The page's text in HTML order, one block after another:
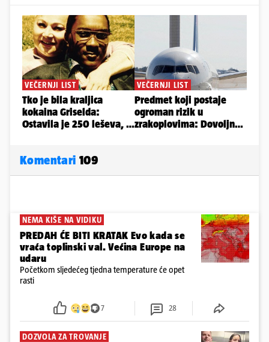
Komentari 109
NEMA KIŠE NA VIDIKU
PREDAH ĆE BITI KRATAK Evo kada se
vraća toplinski val. Većina Europe na
udaru
Početkom sljedećeg tjedna temperature će opet
rasti
7 28
DOZVOLA ZA TROVANJE